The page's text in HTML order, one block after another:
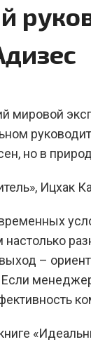
мировой
но в
–